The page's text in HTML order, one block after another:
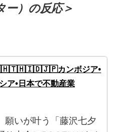
ー）の反応＞
カンボジア•
ア•日本で不動産業
願いが叶う「藤沢七夕